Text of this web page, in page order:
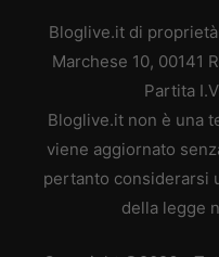
Bloglive.it di
Marchese 10, 00141
Partita
Bloglive.it non è una
viene aggiornato
pertanto considerarsi
della legge